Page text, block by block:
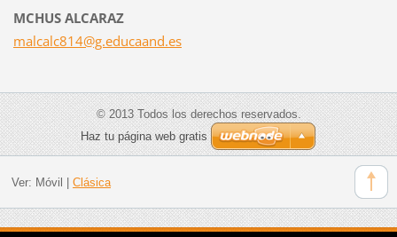
MCHUS ALCARAZ
malcalc814@g.educaand.es
© 2013 Todos los derechos reservados.
Haz tu página web gratis
Ver: Móvil Clásica